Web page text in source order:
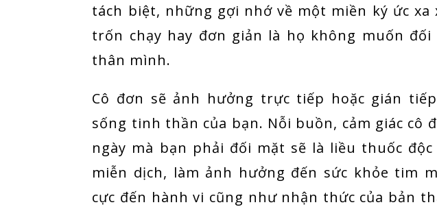
tách biệt, những gợi nhớ về một miền ký ức xa
trốn chạy hay đơn giản là họ không muốn
thân mình.
Cô đơn sẽ ảnh hưởng trực tiếp hoặc gián
sống tinh thần của bạn. Nỗi buồn, cảm giác cô
ngày mà bạn phải đối mặt sẽ là liều thuốc
miễn dịch, làm ảnh hưởng đến sức khỏe tim
cực đến hành vi cũng như nhận thức của bản